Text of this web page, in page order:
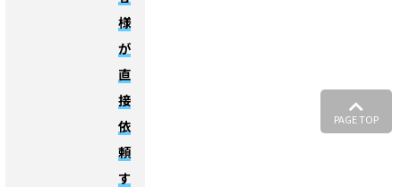
様
が
直
接
依
頼
す
PAGE TOP